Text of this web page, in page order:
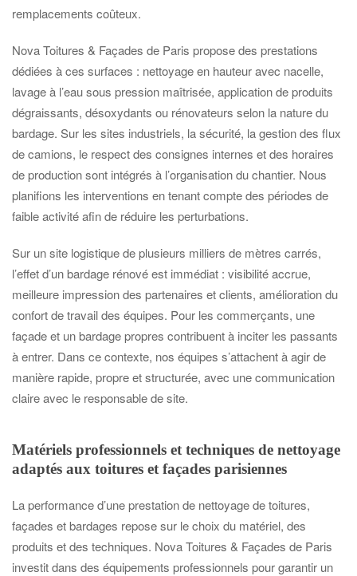
remplacements coûteux.
Nova Toitures & Façades de Paris propose des prestations
dédiées à ces surfaces : nettoyage en hauteur avec nacelle,
lavage à l’eau sous pression maîtrisée, application de produits
dégraissants, désoxydants ou rénovateurs selon la nature du
bardage. Sur les sites industriels, la sécurité, la gestion des flux
de camions, le respect des consignes internes et des horaires
de production sont intégrés à l’organisation du chantier. Nous
planifions les interventions en tenant compte des périodes de
faible activité afin de réduire les perturbations.
Sur un site logistique de plusieurs milliers de mètres carrés,
l’effet d’un bardage rénové est immédiat : visibilité accrue,
meilleure impression des partenaires et clients, amélioration du
confort de travail des équipes. Pour les commerçants, une
façade et un bardage propres contribuent à inciter les passants
à entrer. Dans ce contexte, nos équipes s’attachent à agir de
manière rapide, propre et structurée, avec une communication
claire avec le responsable de site.
Matériels professionnels et techniques de nettoyage
adaptés aux toitures et façades parisiennes
La performance d’une prestation de nettoyage de toitures,
façades et bardages repose sur le choix du matériel, des
produits et des techniques. Nova Toitures & Façades de Paris
investit dans des équipements professionnels pour garantir un